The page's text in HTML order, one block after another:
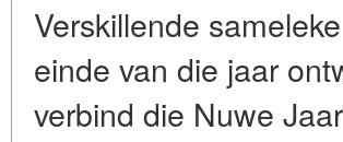
Verskillende
einde van die jaar
verbind die Nuwe